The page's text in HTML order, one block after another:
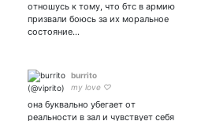
отношусь к тому, что бтс в армию
призвали боюсь за их моральное
состояние…
burrito
my love ♡
она буквально убегает от
реальности в зал и чувствует себя